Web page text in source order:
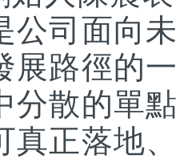
公司面向
展路徑的
分散的單
真正落地